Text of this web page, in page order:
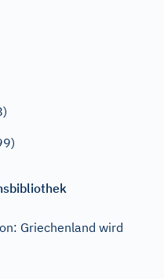
Griechenland wird